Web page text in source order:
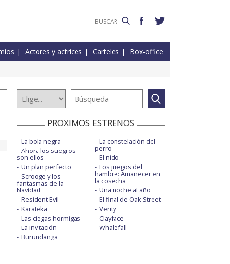
Actores y actrices Carteles Box-office
PROXIMOS ESTRENOS
La bola negra
Ahora los suegros
son ellos
Un plan perfecto
Scrooge y los
fantasmas de la
Navidad
Resident Evil
Karateka
Las ciegas hormigas
La invitación
Burundanga
La constelación del
perro
El nido
Los juegos del
hambre: Amanecer en
la cosecha
Una noche al año
El final de Oak Street
Verity
Clayface
Whalefall